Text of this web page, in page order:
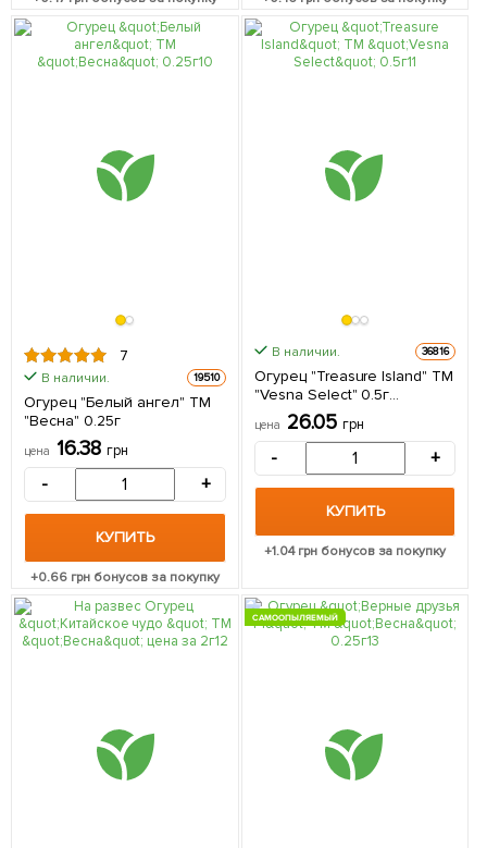
7
В наличии. 19510
Огурец "Белый ангел" ТМ
"Весна" 0.25г
цена 16.38 грн
- +
КУПИТЬ
+0.66 грн бонусов за покупку
В наличии. 36816
Огурец "Treasure Island" ТМ
"Vesna Select" 0.5г
(самоопыляемый)
цена 26.05 грн
- +
КУПИТЬ
+1.04грн бонусов за покупку
САМООПЫЛЯЕМЫЙ